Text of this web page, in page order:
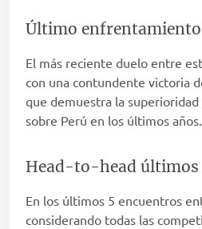
Último
El más reciente duelo entre
con una contundente victoria
que demuestra la
sobre Perú en los últimos años.
Head-to-head últimos
En los últimos 5 encuentros
considerando todas las